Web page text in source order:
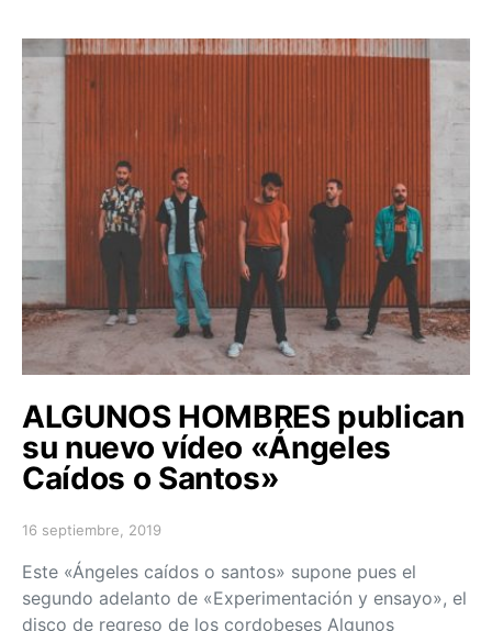
ALGUNOS HOMBRES publican
su nuevo vídeo «Ángeles
Caídos o Santos»
Posted on
16 septiembre, 2019
Este «Ángeles caídos o santos» supone pues el
segundo adelanto de «Experimentación y ensayo», el
disco de regreso de los cordobeses Algunos